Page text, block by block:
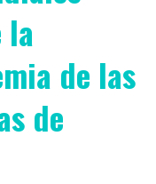
la
de las
de